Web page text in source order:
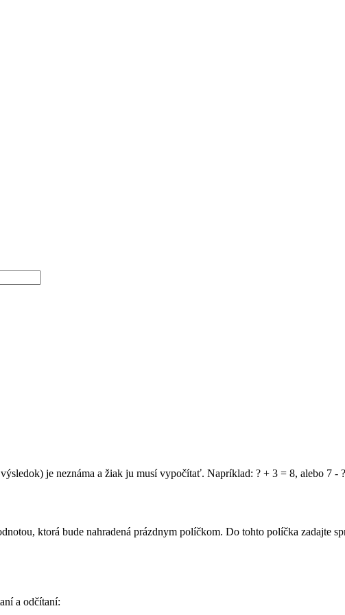
je neznáma a žiak ju musí vypočítať. Napríklad: ? + 3 = 8, alebo 7 -
ktorá bude nahradená prázdnym políčkom. Do tohto políčka zadajte
a odčítaní: